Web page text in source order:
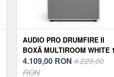
AUDIO PRO DRUMFIRE II
BOXĂ MULTIROOM WHITE 1
BUC
4.109,00 RON 4.229,00
RON